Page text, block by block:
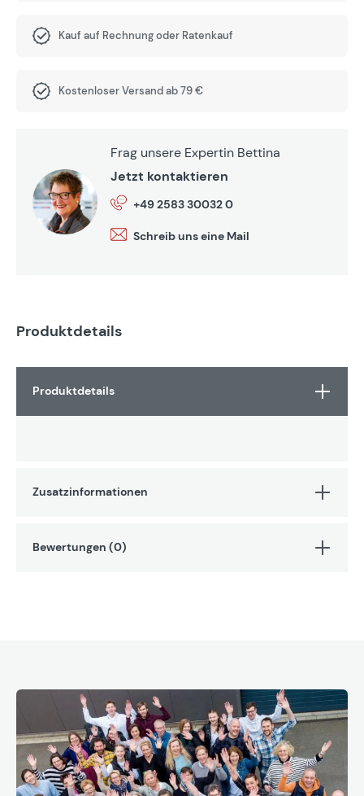
Kauf auf Rechnung oder Ratenkauf
Kostenloser Versand ab 79 €
Frag unsere Expertin Bettina
Jetzt kontaktieren
+49 2583 30032 0
Schreib uns eine Mail
Produktdetails
Produktdetails
Zusatzinformationen
Bewertungen (0)